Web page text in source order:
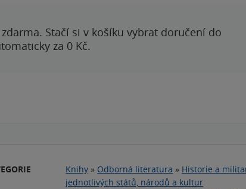
Stačí si v košíku vybrat doručení do
za 0 Kč.
Knihy » Odborná literatura » Historie a
jednotlivých států, národů a kultur